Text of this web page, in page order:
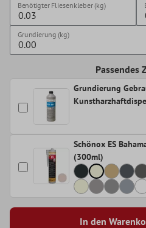
Benötigter Fliesenkleber (kg)
Grundierung (kg)
Passendes
Grundierung
Schönox ES
(300ml)
In den